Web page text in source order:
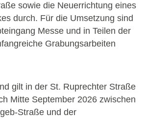
sowie die Neuerrichtung eines
durch. Für die Umsetzung sind
Messe und in Teilen der
Grabungsarbeiten
gilt in der St. Ruprechter Straße
Mitte September 2026 zwischen
Straße und der